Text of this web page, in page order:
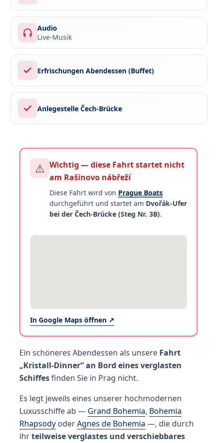
Audio
Live-Musik
Erfrischungen Abendessen (Buffet)
Anlegestelle Čech-Brücke
⚠️ Wichtig — diese Fahrt startet nicht
am Rašínovo nábřeží
Diese Fahrt wird von Prague Boats
durchgeführt und startet am Dvořák-Ufer
bei der Čech-Brücke (Steg Nr. 3B).
In Google Maps öffnen ↗
Ein schöneres Abendessen als unsere Fahrt
„Kristall-Dinner“ an Bord eines verglasten
Schiffesfinden Sie in Prag nicht.
Es legt jeweils eines unserer hochmodernen
Luxusschiffe ab — Grand Bohemia, Bohemia
Rhapsody oderAgnes de Bohemia —, die durch
ihrteilweise verglastes und verschiebbares